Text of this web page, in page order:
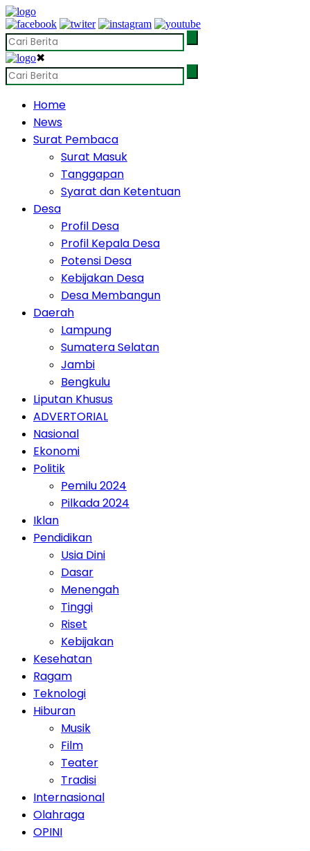
✖
Home
News
Surat Pembaca
Surat Masuk
Tanggapan
Syarat dan Ketentuan
Desa
Profil Desa
Profil Kepala Desa
Potensi Desa
Kebijakan Desa
Desa Membangun
Daerah
Lampung
Sumatera Selatan
Jambi
Bengkulu
Liputan Khusus
ADVERTORIAL
Nasional
Ekonomi
Politik
Pemilu 2024
Pilkada 2024
Iklan
Pendidikan
Usia Dini
Dasar
Menengah
Tinggi
Riset
Kebijakan
Kesehatan
Ragam
Teknologi
Hiburan
Musik
Film
Teater
Tradisi
Internasional
Olahraga
OPINI